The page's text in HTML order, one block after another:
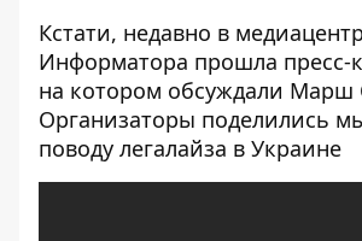
Кстати, недавно в
Информатора прошла пресс-
на котором обсуждали Марш
Организаторы поделились
поводу легалайза в Украине